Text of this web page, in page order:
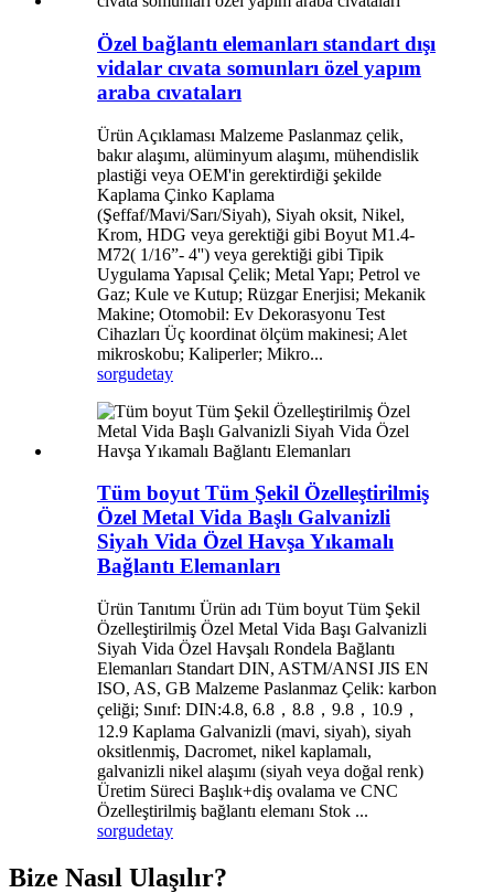
Özel bağlantı elemanları standart dışı
vidalar cıvata somunları özel yapım
araba cıvataları
Ürün Açıklaması Malzeme Paslanmaz çelik,
bakır alaşımı, alüminyum alaşımı, mühendislik
plastiği veya OEM'in gerektirdiği şekilde
Kaplama Çinko Kaplama
(Şeffaf/Mavi/Sarı/Siyah), Siyah oksit, Nikel,
Krom, HDG veya gerektiği gibi Boyut M1.4-
M72( 1/16”- 4'') veya gerektiği gibi Tipik
Uygulama Yapısal Çelik; Metal Yapı; Petrol ve
Gaz; Kule ve Kutup; Rüzgar Enerjisi; Mekanik
Makine; Otomobil: Ev Dekorasyonu Test
Cihazları Üç koordinat ölçüm makinesi; Alet
mikroskobu; Kaliperler; Mikro...
sorgudetay
Tüm boyut Tüm Şekil Özelleştirilmiş
Özel Metal Vida Başlı Galvanizli
Siyah Vida Özel Havşa Yıkamalı
Bağlantı Elemanları
Ürün Tanıtımı Ürün adı Tüm boyut Tüm Şekil
Özelleştirilmiş Özel Metal Vida Başı Galvanizli
Siyah Vida Özel Havşalı Rondela Bağlantı
Elemanları Standart DIN, ASTM/ANSI JIS EN
ISO, AS, GB Malzeme Paslanmaz Çelik: karbon
çeliği; Sınıf: DIN:4.8, 6.8，8.8，9.8，10.9，
12.9 Kaplama Galvanizli (mavi, siyah), siyah
oksitlenmiş, Dacromet, nikel kaplamalı,
galvanizli nikel alaşımı (siyah veya doğal renk)
Üretim Süreci Başlık+diş ovalama ve CNC
Özelleştirilmiş bağlantı elemanı Stok ...
sorgudetay
Bize Nasıl Ulaşılır?